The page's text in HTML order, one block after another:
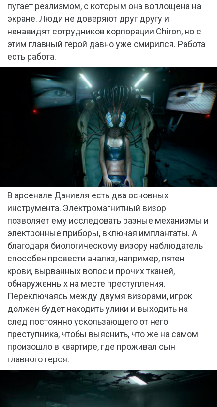
пугает реализмом, с которым она воплощена на
экране. Люди не доверяют друг другу и
ненавидят сотрудников корпорации Chiron, но с
этим главный герой давно уже смирился. Работа
есть работа.
В арсенале Даниеля есть два основных
инструмента. Электромагнитный визор
позволяет ему исследовать разные механизмы и
электронные приборы, включая имплантаты. А
благодаря биологическому визору наблюдатель
способен провести анализ, например, пятен
крови, вырванных волос и прочих тканей,
обнаруженных на месте преступления.
Переключаясь между двумя визорами, игрок
должен будет находить улики и выходить на
след постоянно ускользающего от него
преступника, чтобы выяснить, что же на самом
произошло в квартире, где проживал сын
главного героя.